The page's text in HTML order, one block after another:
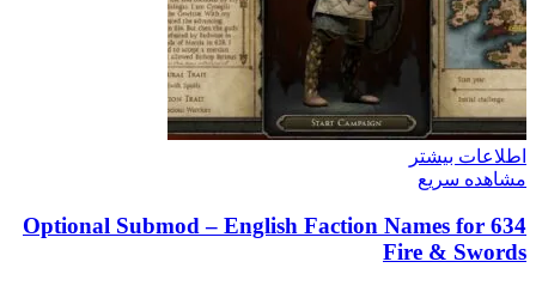
اطلاعات بیشتر
مشاهده سریع
Optional Submod – English Faction Names for 634
Fire & Swords